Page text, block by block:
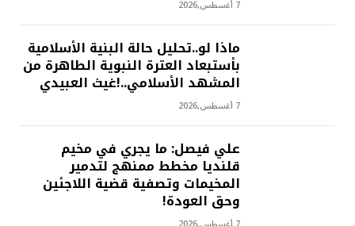
7 أغسطس,2026
ماذا لو..تحليل حالة البنية الأسلامية
بأستبعاد العترة النبوية الطاهرة من
المشهد الأسلامي..!غيث العبيدي
7 أغسطس,2026
علي فيصل: ما يجري في مخيم
قلنديا مخطط ممنهج لتدمير
المخيمات وتصفية قضية اللاجئين
وحق العودة!